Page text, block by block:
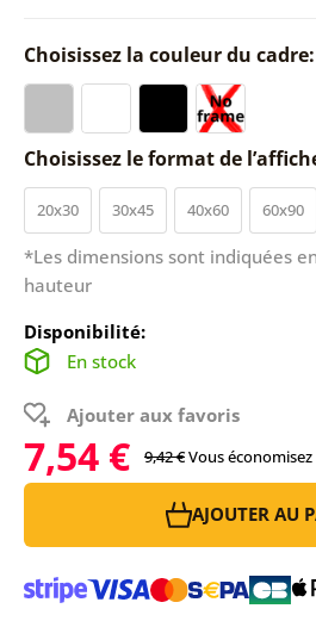
Choisissez la couleur du cadre:
Choisissez le format de
20x30 30x45 40x60 60x90
*Les dimensions sont indiquées
hauteur
Disponibilité:
En stock
Ajouter aux favoris
7,54 € 9,42 €Vous économisez
AJOUTER AU